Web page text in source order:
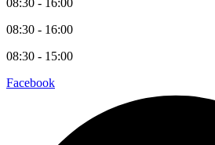
08:30 - 16:00
08:30 - 16:00
08:30 - 15:00
Facebook